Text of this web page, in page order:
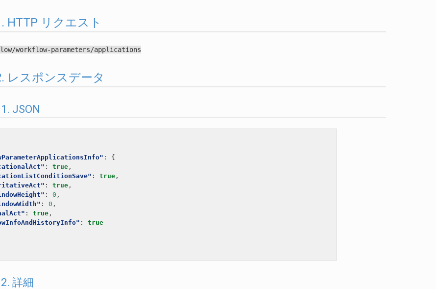
HTTP リクエスト
workflow-parameters/applications
レスポンスデータ
JSON
:
{
: true ,
: true ,
: true ,
: 0 ,
: 0 ,
: true ,
:
true
詳細